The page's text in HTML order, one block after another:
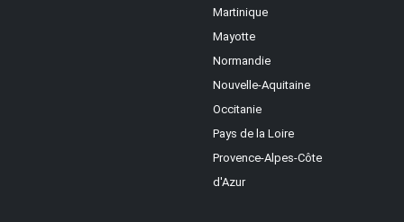
Martinique
Mayotte
Normandie
Nouvelle-Aquitaine
Occitanie
Pays de la Loire
Provence-Alpes-Côte
d'Azur